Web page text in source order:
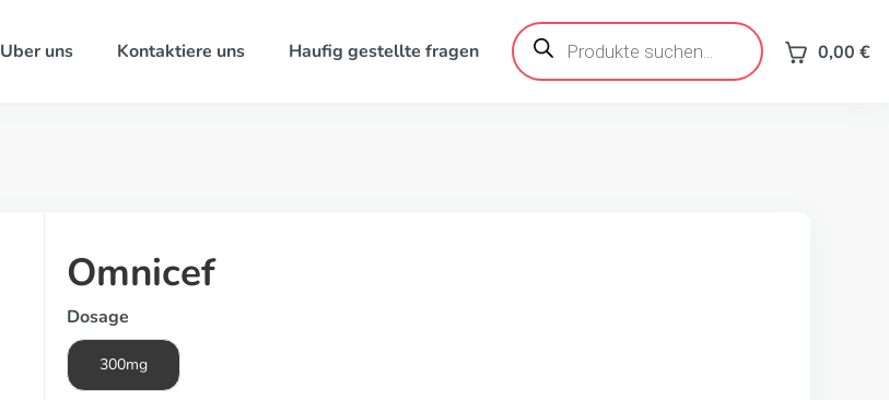
Uber uns Kontaktiere uns Haufig gestellte fragen
Products
search 0,00 €
Omnicef
Dosage
300mg